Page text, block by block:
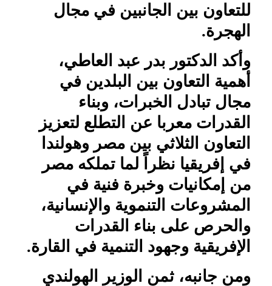
للتعاون بين الجانبين في مجال
الهجرة.
وأكد الدكتور بدر عبد العاطي،
أهمية التعاون بين البلدين في
مجال تبادل الخبرات، وبناء
القدرات معربا عن التطلع لتعزيز
التعاون الثلاثي بين مصر وهولندا
في إفريقيا نظراً لما تملكه مصر
من إمكانيات وخبرة فنية في
المشروعات التنموية والإنسانية،
والحرص على بناء القدرات
الإفريقية وجهود التنمية في القارة.
ومن جانبه، ثمن الوزير الهولندي